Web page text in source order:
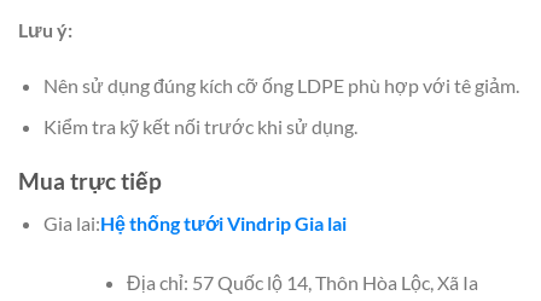
Lưu ý:
Nên sử dụng đúng kích cỡ ống LDPE phù hợp với tê giảm.
Kiểm tra kỹ kết nối trước khi sử dụng.
Mua trực tiếp
Gia lai:Hệ thống tưới Vindrip Gia lai
Địa chỉ: 57 Quốc lộ 14, Thôn Hòa Lộc, Xã Ia